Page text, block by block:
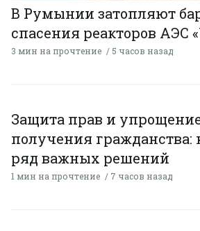
В Румынии затопляют
спасения реакторов АЭС
3 мин на прочтение 5 часов назад
Защита прав и
получения
ряд важных решений
1 мин на прочтение 7 часов назад